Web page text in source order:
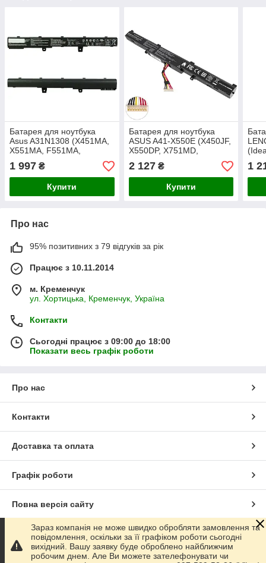
Батарея для ноутбука
Asus A31N1308 (X451MA,
X551MA, F551MA,
F200MA) 11.25V 2930mAh
33Wh, Black
1 997 ₴
Купити
Батарея для ноутбука
ASUS A41-X550E (X450JF,
X550DP, X751MD,
X751MA, X750JA, X751LA)
14.8V 2800mAh Black (LG/
Samsung/ Sanyo)
2 127₴
Купити
1
Про нас
95% позитивних з 79 відгуків за рік
Працює з 10.11.2014
м. Кременчук
ул. Хортицька, Кременчук, Україна
Контакти
Сьогодні працює з 09:00 до 18:00
Показати весь графік роботи
Про нас
Контакти
Доставка та оплата
Графік роботи
Повна версія сайту
Сайт створено на маркетплейсіProm.ua
Зараз компанія не може швидко обробляти замовлення та
повідомлення, оскільки за її графіком роботи сьогодні
вихідний. Вашу заявку буде оброблено найближчим
робочим днем. Але Ви можете зателефонувати чи